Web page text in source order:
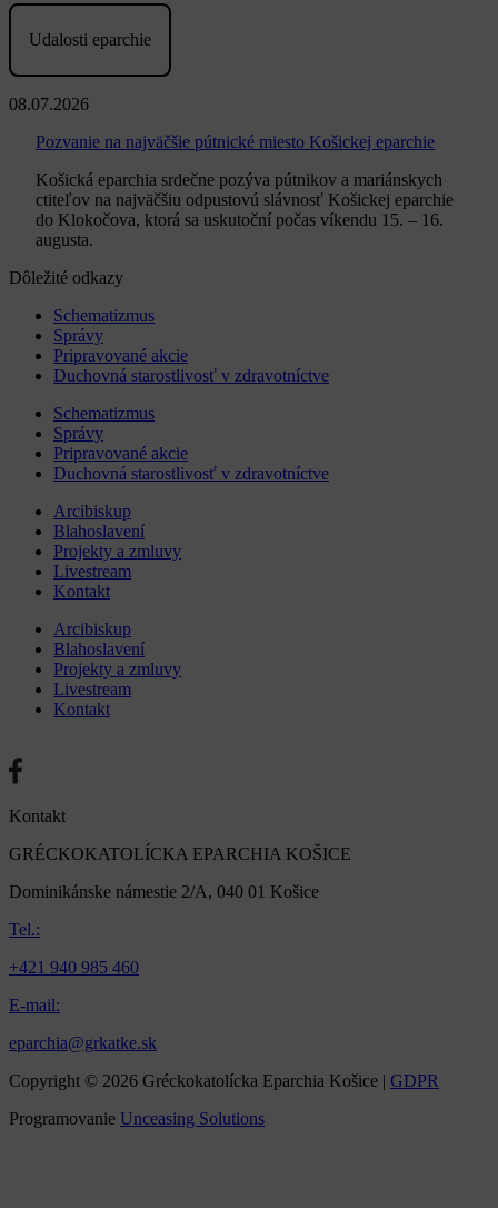
Udalosti eparchie
08.07.2026
Pozvanie na najväčšie pútnické miesto Košickej eparchie
Košická eparchia srdečne pozýva pútnikov a mariánskych
ctiteľov na najväčšiu odpustovú slávnosť Košickej eparchie
do Klokočova, ktorá sa uskutoční počas víkendu 15. – 16.
augusta.
Dôležité odkazy
Schematizmus
Správy
Pripravované akcie
Duchovná starostlivosť v zdravotníctve
Schematizmus
Správy
Pripravované akcie
Duchovná starostlivosť v zdravotníctve
Arcibiskup
Blahoslavení
Projekty a zmluvy
Livestream
Kontakt
Arcibiskup
Blahoslavení
Projekty a zmluvy
Livestream
Kontakt
Kontakt
GRÉCKOKATOLÍCKA EPARCHIA KOŠICE
Dominikánske námestie 2/A, 040 01 Košice
Tel.:
+421 940 985 460
E-mail:
eparchia@grkatke.sk
Copyright © 2026 Gréckokatolícka Eparchia Košice | GDPR
Programovanie Unceasing Solutions